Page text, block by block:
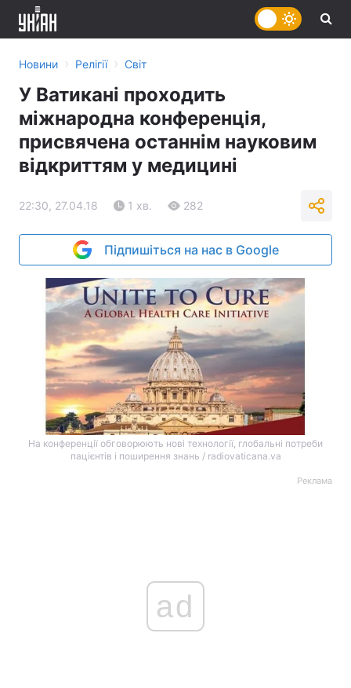
Новини › Релігії › Світ
У Ватикані проходить
міжнародна конференція,
присвячена останнім науковим
відкриттям у медицині
22:30, 27.04.18 1 хв. 282
Підпишіться на нас в Google
На конференції обговорюють нові технології, глобальні потреби
пацієнтів і поширення знань / radiovaticana.va
Реклама
ad